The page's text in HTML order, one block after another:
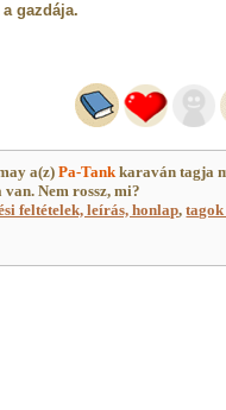
gazdája.
a(z)Pa-Tankkaraván tagja
van. Nem rossz, mi?
feltételek, leírás, honlap,